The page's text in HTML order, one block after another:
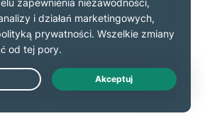
natychmiast zamroź lub
bankowe i karty, aby zapobiec
i zapewnić bezpieczeństwo
podczas Pucharu Świata FIFA
Live Chat